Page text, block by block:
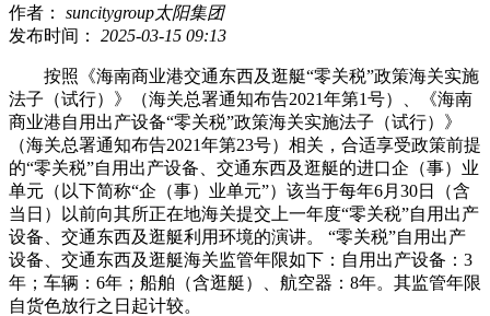
作者： suncitygroup太阳集团
发布时间： 2025-03-15 09:13
按照《海南商业港交通东西及逛艇“零关税”政策海关实施
法子（试行）》（海关总署通知布告2021年第1号）、《海南
商业港自用出产设备“零关税”政策海关实施法子（试行）》
（海关总署通知布告2021年第23号）相关，合适享受政策前提
的“零关税”自用出产设备、交通东西及逛艇的进口企（事）业
单元（以下简称“企（事）业单元”）该当于每年6月30日（含
当日）以前向其所正在地海关提交上一年度“零关税”自用出产
设备、交通东西及逛艇利用环境的演讲。 “零关税”自用出产
设备、交通东西及逛艇海关监管年限如下：自用出产设备：3
年；车辆：6年；船舶（含逛艇）、航空器：8年。其监管年限
自货色放行之日起计较。